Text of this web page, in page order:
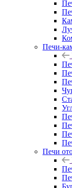
Печи-
Печи